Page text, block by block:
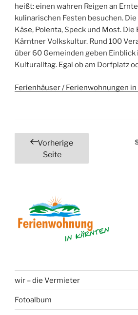
heißt: einen wahren Reigen an
kulinarischen Festen besuchen.
Käse, Polenta, Speck und Most. Die
Kärntner Volkskultur. Rund 100
über 60 Gemeinden geben Einblick
Kulturalltag. Egal ob am Dorfplatz
Ferienhäuser / Ferienwohnungen
Seitennummerierung
Beiträge
Vorherige
Seite
wir – die Vermieter
Fotoalbum